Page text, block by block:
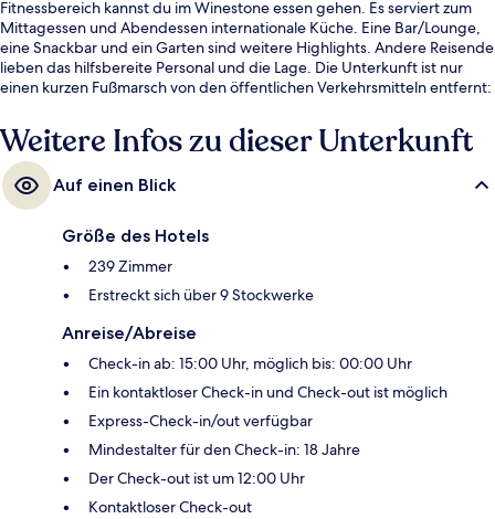
Fitnessbereich kannst du im Winestone essen gehen. Es serviert zum
Mittagessen und Abendessen internationale Küche. Eine Bar/Lounge,
eine Snackbar und ein Garten sind weitere Highlights. Andere Reisende
lieben das hilfsbereite Personal und die Lage. Die Unterkunft ist nur
einen kurzen Fußmarsch von den öffentlichen Verkehrsmitteln entfernt:
(Station Vörösmarty tér).
Weitere Infos zu dieser Unterkunft
Auf einen Blick
Größe des Hotels
239 Zimmer
Erstreckt sich über 9 Stockwerke
Anreise/Abreise
Check-in ab: 15:00 Uhr, möglich bis: 00:00 Uhr
Ein kontaktloser Check-in und Check-out ist möglich
Express-Check-in/out verfügbar
Mindestalter für den Check-in: 18 Jahre
Der Check-out ist um 12:00 Uhr
Kontaktloser Check-out